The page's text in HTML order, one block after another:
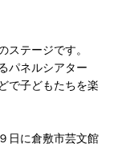
ステージです。
パネルシアター
で子どもたちを楽
日に倉敷市芸文館